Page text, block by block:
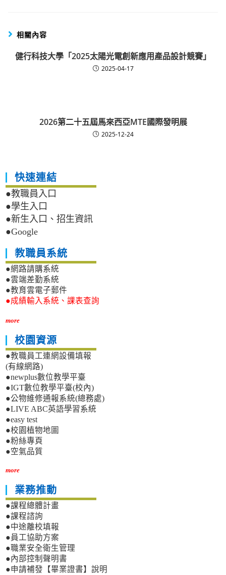
相關內容
健行科技大學「2025太陽光電創新應用產品設計競賽」
2025-04-17
2026第二十五屆馬來西亞MTE國際發明展
2025-12-24
快速連結
●教職員入口
●學生入口
●新生入口、招生資訊
●Google
教職員系統
●網路請購系統
●雲端差勤系統
●教育雲電子郵件
●成績輸入系統、課表查詢
more
校園資源
●教職員工連網設備填報
(有線網路)
●newplus數位教學平臺
●IGT數位教學平臺(校內)
●公物維修通報系統(總務處)
●LIVE ABC英語學習系統
●easy test
●校園植物地圖
●粉絲專頁
●空氣品質
more
業務推動
●課程總體計畫
●課程諮詢
●中途離校填報
●員工協助方案
●職業安全衛生管理
●內部控制聲明書
●申請補發【畢業證書】說明